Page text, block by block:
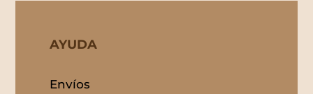
AYUDA
Envíos